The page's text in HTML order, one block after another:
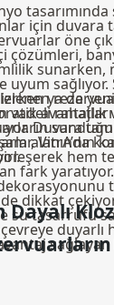
için duvara
öne
çözümleri,
sunarken,
sağlıyor.
sunduğu
alanında
ya da
vadeli rahatlık
Duvara
VitrA’nın
hem
fark
dikkat
su tasarrufu
duyarlı
Dayalı